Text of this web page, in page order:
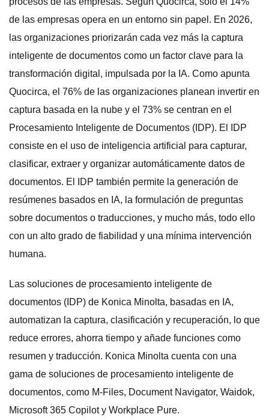
de las empresas opera en un entorno sin papel. En 2026,
las organizaciones priorizarán cada vez más la captura
inteligente de documentos como un factor clave para la
transformación digital, impulsada por la IA. Como apunta
Quocirca, el 76% de las organizaciones planean invertir en
captura basada en la nube y el 73% se centran en el
Procesamiento Inteligente de Documentos (IDP). El IDP
consiste en el uso de inteligencia artificial para capturar,
clasificar, extraer y organizar automáticamente datos de
documentos. El IDP también permite la generación de
resúmenes basados ​​en IA, la formulación de preguntas
sobre documentos o traducciones, y mucho más, todo ello
con un alto grado de fiabilidad y una mínima intervención
humana.
Las soluciones de procesamiento inteligente de
documentos (IDP) de Konica Minolta, basadas en IA,
automatizan la captura, clasificación y recuperación, lo que
reduce errores, ahorra tiempo y añade funciones como
resumen y traducción. Konica Minolta cuenta con una
gama de soluciones de procesamiento inteligente de
documentos, como M-Files, Document Navigator, Waidok,
Microsoft 365 Copilot y Workplace Pure.